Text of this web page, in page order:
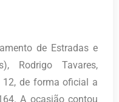
de Estradas e
Rodrigo Tavares,
12, de forma oficial a
A ocasião contou